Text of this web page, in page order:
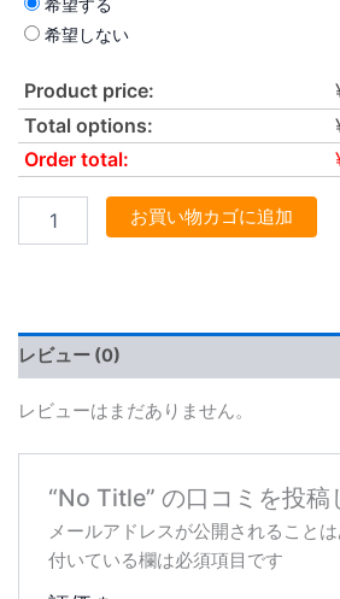
希望しない
Product price:
Total options:
Order total:
お買い物カゴに追加
レビュー (0)
レビューはまだありません。
“No Title” の口コミを投稿
メールアドレスが公開されることは
付いている欄は必須項目です